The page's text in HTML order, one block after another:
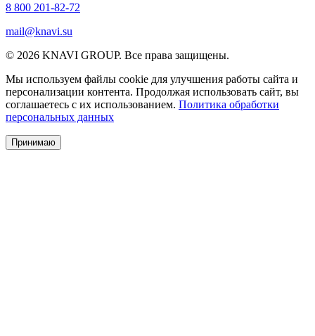
8 800 201-82-72
mail@knavi.su
© 2026 KNAVI GROUP. Все права защищены.
Мы используем файлы cookie для улучшения работы сайта и
персонализации контента. Продолжая использовать сайт, вы
соглашаетесь с их использованием. Политика обработки
персональных данных
Принимаю